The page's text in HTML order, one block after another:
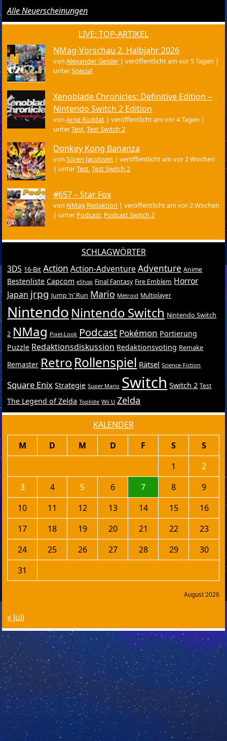
Alle Neuerscheinungen
LIVE: TOP-ARTIKEL
NMag-Vorschau 2. Halbjahr 2026
vonAlexander Geisler |veröffentlicht am vor 5 Tagen |
unterSpecial
Xenoblade Chronicles: Definitive Edition –
Nintendo Switch 2 Edition
vonArne Ruddat |veröffentlicht am vor 4 Tagen |
unterTest,Test Switch 2
Donkey Kong Bananza
vonSören Jacobsen |veröffentlicht am vor 2 Wochen
| unterTest,Test Switch 2
#657 – Star Fox
von NMag Redaktion |veröffentlicht am vor 2 Wochen
| unter Podcast, Podcast Switch 2
SCHLAGWÖRTER
3DS 16-Bit Action Action-Adventure Adventure Anime
Bestenliste Capcom eShop Final Fantasy Fire Emblem Horror
Japan jrpg Jump ’n’ Run Mario Metroid Multiplayer
Nintendo Nintendo Switch Nintendo Switch
2 NMag Pixel-Look Podcast Pokémon Portierung
Puzzle Redaktionsdiskussion Redaktionsvoting Remake
Remaster RetroRollenspiel Rätsel Science-Fiction
Square Enix Strategie Super Mario Switch Switch 2 Test
The Legend of Zelda Topliste Wii U Zelda
KALENDER
August 2026
M D M D F S
S
1
2
3
4 5 6 7 8
9
10
11 12 13 14 15
16
17
18 19 20 21 22
23
24
25 26 27 28 29
30
31
« Juli